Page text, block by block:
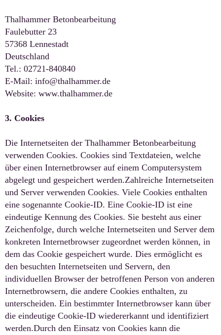
Thalhammer Betonbearbeitung
Faulebutter 23
57368 Lennestadt
Deutschland
Tel.: 02721-840840
E-Mail: info@thalhammer.de
Website: www.thalhammer.de
3. Cookies
Die Internetseiten der Thalhammer Betonbearbeitung
verwenden Cookies. Cookies sind Textdateien, welche
über einen Internetbrowser auf einem Computersystem
abgelegt und gespeichert werden.Zahlreiche Internetseiten
und Server verwenden Cookies. Viele Cookies enthalten
eine sogenannte Cookie-ID. Eine Cookie-ID ist eine
eindeutige Kennung des Cookies. Sie besteht aus einer
Zeichenfolge, durch welche Internetseiten und Server dem
konkreten Internetbrowser zugeordnet werden können, in
dem das Cookie gespeichert wurde. Dies ermöglicht es
den besuchten Internetseiten und Servern, den
individuellen Browser der betroffenen Person von anderen
Internetbrowsern, die andere Cookies enthalten, zu
unterscheiden. Ein bestimmter Internetbrowser kann über
die eindeutige Cookie-ID wiedererkannt und identifiziert
werden.Durch den Einsatz von Cookies kann die